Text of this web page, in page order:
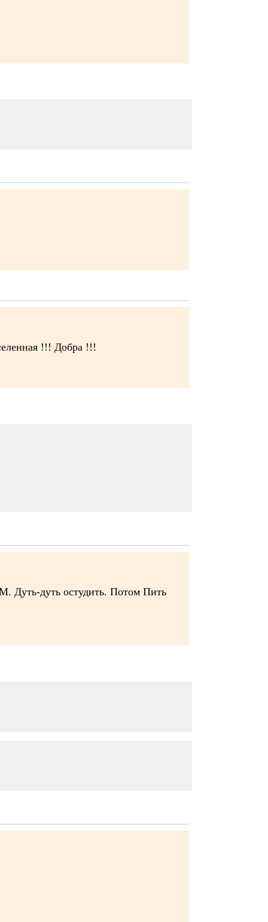
!!! Добра !!!
Дуть-дуть остудить. Потом Пить